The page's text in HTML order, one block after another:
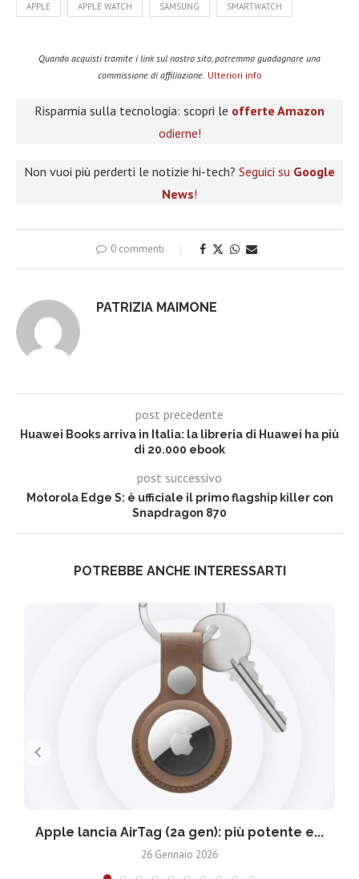
APPLE APPLE WATCH SAMSUNG SMARTWATCH
Quando acquisti tramite i link sul nostro sito, potremmo guadagnare una
commissione di affiliazione. Ulteriori info
Risparmia sulla tecnologia: scopri le offerte Amazon
odierne!
Non vuoi più perderti le notizie hi-tech? Seguici su Google
News!
0 commenti
PATRIZIA MAIMONE
post precedente
Huawei Books arriva in Italia: la libreria di Huawei ha più
di 20.000 ebook
post successivo
Motorola Edge S: è ufficiale il primo flagship killer con
Snapdragon 870
POTREBBE ANCHE INTERESSARTI
Apple lancia AirTag (2a gen): più potente e...
26 Gennaio 2026